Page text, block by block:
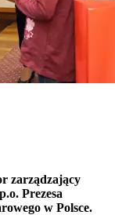
zarządzający
Prezesa
w Polsce.